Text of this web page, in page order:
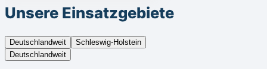
Unsere Einsatzgebiete
Deutschlandweit
Schleswig-Holstein
Deutschlandweit